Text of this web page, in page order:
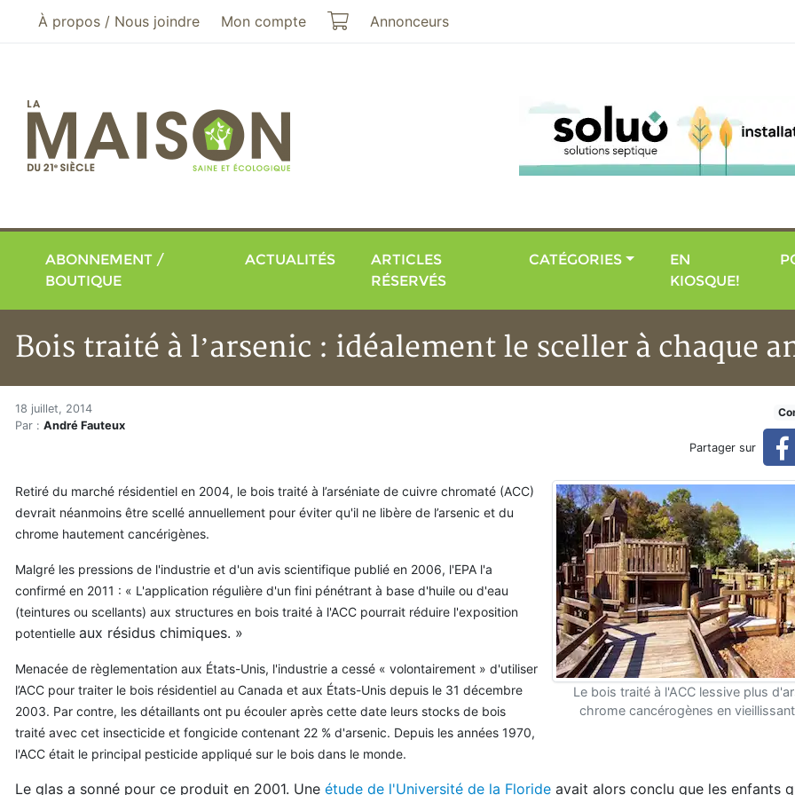
Aller au menu principal
Aller au contenu principal
À propos / Nous joindre Mon compte Mon panier
Annonceurs
ABONNEMENT /
BOUTIQUE
ACTUALITÉS
ARTICLES
RÉSERVÉS
CATÉGORIES
EN
KIOSQUE!
Bois traité à l’arsenic : idéalement le sceller à chaque
Accueil
Articles
Bois traité à l’arsenic : idéalement le sceller à chaque année
Bois traité à l’arsenic : idéalement le sceller à chaque
18 juillet, 2014
Par : André Fauteux
Partager sur
Le bois traité à l'ACC lessive plus
chrome cancérogènes en
Retiré du marché résidentiel en 2004, le bois traité à l’arséniate de cuivre chromaté (ACC)
devrait néanmoins être scellé annuellement pour éviter qu'il ne libère de l’arsenic et du
chrome hautement cancérigènes.
Malgré les pressions de l'industrie et d'un avis scientifique publié en 2006, l'EPA l'a
confirmé en 2011 : « L'application régulière d'un fini pénétrant à base d'huile ou d'eau
(teintures ou scellants) aux structures en bois traité à l'ACC pourrait réduire l'exposition
potentielle aux résidus chimiques. »
Menacée de règlementation aux États-Unis, l'industrie a cessé « volontairement » d'utiliser
l’ACC pour traiter le bois résidentiel au Canada et aux États-Unis depuis le 31 décembre
2003. Par contre, les détaillants ont pu écouler après cette date leurs stocks de bois
traité avec cet insecticide et fongicide contenant 22 % d'arsenic. Depuis les années 1970,
l'ACC était le principal pesticide appliqué sur le bois dans le monde.
Le glas a sonné pour ce produit en 2001. Une étude de l'Université de la Floride avait alors conclu que les enfants